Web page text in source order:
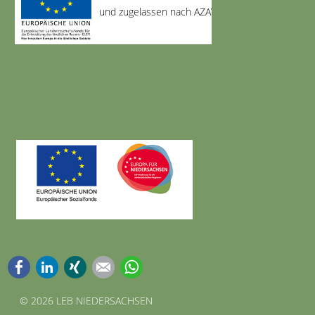
und zugelassen nach AZAV
FacebookLinkedInXing E-mail
© 2026 LEB NIEDERSACHSEN